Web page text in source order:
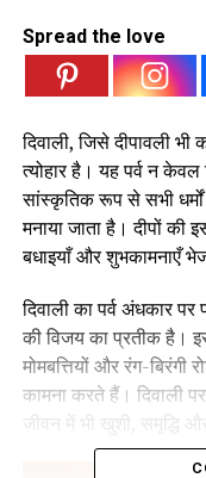
Spread the love
दिवाली, जिसे दीपावली
त्योहार है। यह पर्व न केवल
सांस्कृतिक रूप से सभी
मनाया जाता है। दीपों
बधाइयाँ और शुभकामनाएँ
दिवाली का पर्व अंधकार
की विजय का प्रतीक है।
मोमबत्तियों और रंग-
कामना करते हैं। दिवाली
जीवन में भी खुशी, समृद्धि